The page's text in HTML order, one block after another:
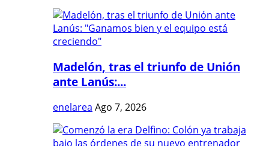
Madelón, tras el triunfo de Unión
ante Lanús:...
enelarea Ago 7, 2026